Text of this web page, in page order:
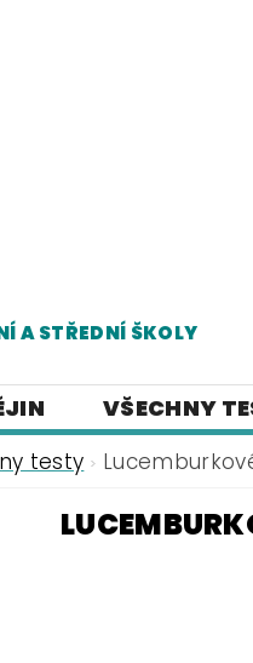
A STŘEDNÍ ŠKOLY
VŠECHNY
PREZENTACE
O NAŠICH
testy